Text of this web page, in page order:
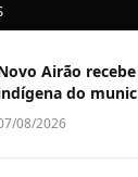
Airão
do
08/2026